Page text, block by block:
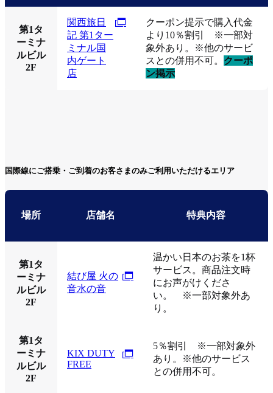
第1タ
ーミナ
ルビル
2F
関西旅日
記 第1ター
ミナル国
内ゲート
店
クーポン提示で購入代金
より10％割引 ※一部対
象外あり。※他のサービ
スとの併用不可。 クーポ
ン掲示
国際線にご搭乗・ご到着のお客さまのみご利用いただけるエリア
場所 店舗名 特典内容
第1タ
ーミナ
ルビル
2F
結び屋 火の
音水の音
温かい日本のお茶を1杯
サービス。商品注文時
にお声がけくださ
い。 ※一部対象外あ
り。
第1タ
ーミナ
ルビル
2F
KIX DUTY
FREE
5％割引 ※一部対象外
あり。※他のサービス
との併用不可。